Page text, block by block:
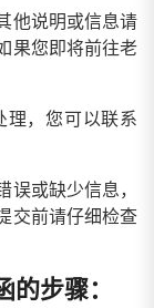
他说明或信息请
果您即将前往老
，您可以联系
或缺少信息，
交前请仔细检查
步骤：